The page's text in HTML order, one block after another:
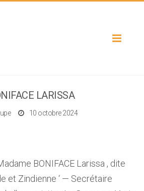
Toggle
LARISSA
10 octobre 2024
BONIFACE Larissa , dite
et Zindienne ‘ — Secrétaire